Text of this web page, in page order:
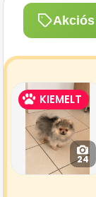
KIEMELT
24